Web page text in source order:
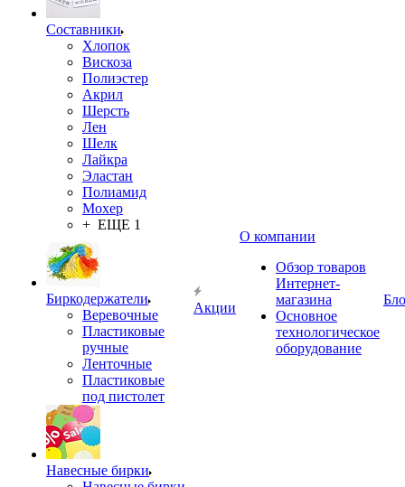
Составники
Хлопок
Вискоза
Полиэстер
Акрил
Шерсть
Лен
Шелк
Лайкра
Эластан
Полиамид
Мохер
+ ЕЩЕ 1
Биркодержатели
Веревочные
Пластиковые
ручные
Ленточные
Пластиковые
под пистолет
Навесные бирки
Акции
О компании
Обзор товаров
Интернет-
магазина
Основное
технологическое
оборудование